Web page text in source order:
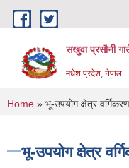
Skip to main content
सखुवा प्रसौनी
मधेश प्रदेश, नेपाल
You are here
Home » भू-उपयोग क्षेत्र
भू-उपयोग क्षेत्र